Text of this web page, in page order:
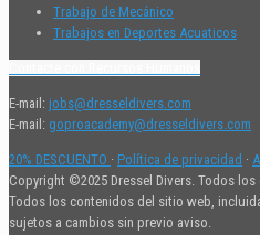
Trabajo de Mecánico
Trabajos en Deportes Acuaticos
E-mail: jobs@dresseldivers.com
E-mail: goproacademy@dresseldivers.com
20% DESCUENTO · Política de privacidad ·
Copyright ©2025 Dressel Divers. Todos
Todos los contenidos del sitio web,
sujetos a cambios sin previo aviso.